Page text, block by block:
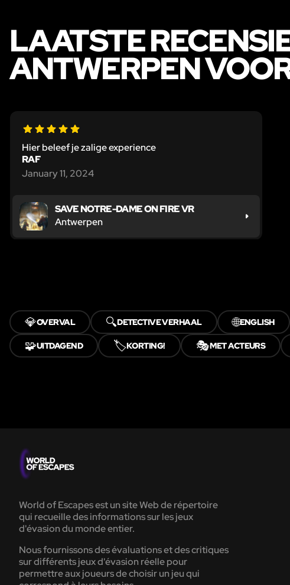
LAATSTE
ANTWERPEN
Hier beleef je zalige experience
RAF
January 11, 2024
SAVE NOTRE-DAME ON FIRE VR
Antwerpen
💎OVERVAL 🔍DETECTIVE VERHAAL 🌐ENGLISH
🧩UITDAGEND 🏷️KORTING! 🎭MET ACTEURS
World of Escapes est un site Web de répertoire
qui recueille des informations sur les jeux
d'évasion du monde entier.
Nous fournissons des évaluations et des critiques
sur différents jeux d'évasion réelle pour
permettre aux joueurs de choisir un jeu qui